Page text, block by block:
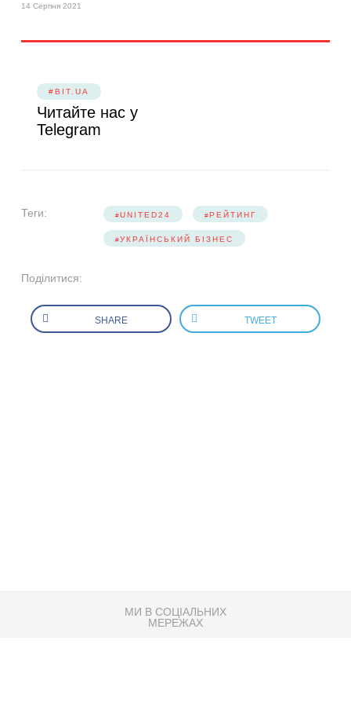
14 Серпня 2021
#BIT.UA
Читайте нас у
Telegram
Теги: UNITED24 РЕЙТИНГ
УКРАЇНСЬКИЙ БІЗНЕС
Поділитися:
SHARE TWEET
МИ В СОЦІАЛЬНИХ
МЕРЕЖАХ